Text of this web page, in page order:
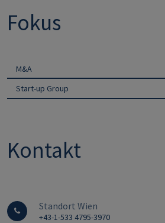
Fokus
M&A
Start-up Group
Kontakt
Standort Wien
+43-1-533 4795-3970